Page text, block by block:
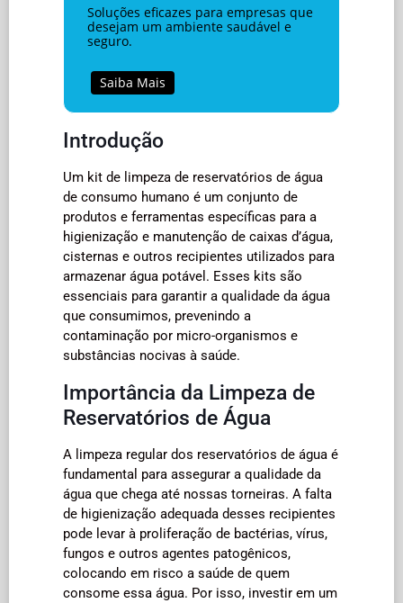
Soluções eficazes para empresas que
desejam um ambiente saudável e
seguro.
Saiba Mais
Introdução
Um kit de limpeza de reservatórios de água
de consumo humano é um conjunto de
produtos e ferramentas específicas para a
higienização e manutenção de caixas d’água,
cisternas e outros recipientes utilizados para
armazenar água potável. Esses kits são
essenciais para garantir a qualidade da água
que consumimos, prevenindo a
contaminação por micro-organismos e
substâncias nocivas à saúde.
Importância da Limpeza de
Reservatórios de Água
A limpeza regular dos reservatórios de água é
fundamental para assegurar a qualidade da
água que chega até nossas torneiras. A falta
de higienização adequada desses recipientes
pode levar à proliferação de bactérias, vírus,
fungos e outros agentes patogênicos,
colocando em risco a saúde de quem
consome essa água. Por isso, investir em um